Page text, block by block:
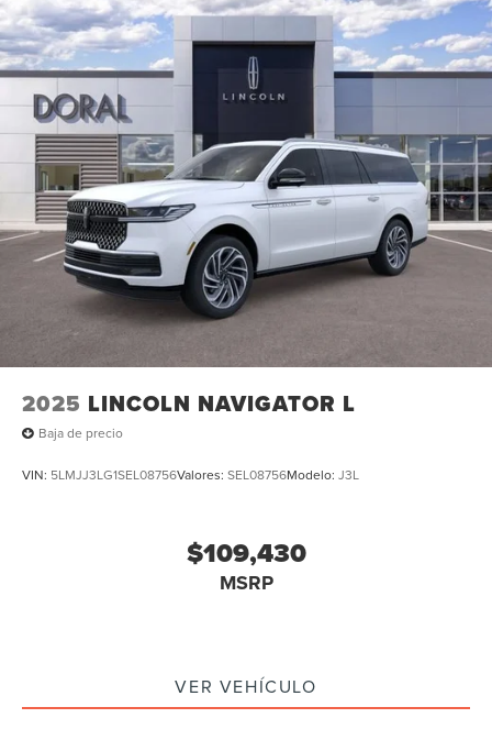
2025 LINCOLN NAVIGATOR L
Baja de precio
VIN: 5LMJJ3LG1SEL08756Valores: SEL08756Modelo: J3L
$109,430
MSRP
VER VEHÍCULO